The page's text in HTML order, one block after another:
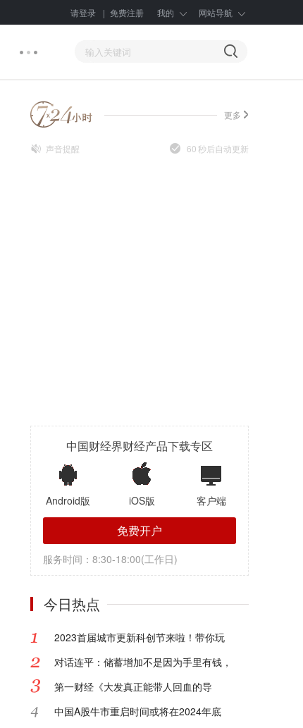
请登录 | 免费注册 我的 网站导航
更多
声音提醒 60秒后自动更新
中国财经界财经产品下载专区
Android版 iOS版 客户端
免费开户
服务时间：8:30-18:00(工作日)
今日热点
2023首届城市更新科创节来啦！带你玩
对话连平：储蓄增加不是因为手里有钱，
第一财经《大发真正能带人回血的导
中国A股牛市重启时间或将在2024年底